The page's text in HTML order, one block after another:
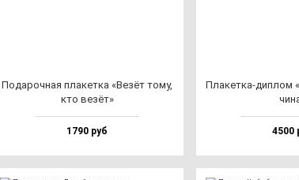
Пода­роч­ная пла­кет­ка «Везёт то­му,
кто ве­зёт»
1790 руб
Пла­кет­ка-дип­лом
4500